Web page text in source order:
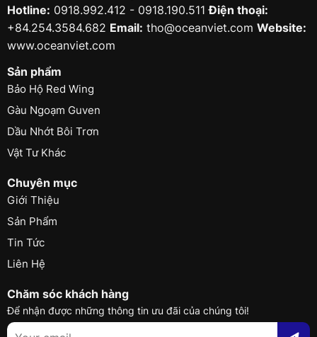
Hotline: 0918.992.412 - 0918.190.511Điện thoại:
+84.254.3584.682 Email: tho@oceanviet.com Website:
www.oceanviet.com
Sản phẩm
Bảo Hộ Red Wing
Gàu Ngoạm Guven
Dầu Nhớt Bôi Trơn
Vật Tư Khác
Chuyên mục
Giới Thiệu
Sản Phẩm
Tin Tức
Liên Hệ
Chăm sóc khách hàng
Để nhận được những thông tin ưu đãi của chúng tôi!